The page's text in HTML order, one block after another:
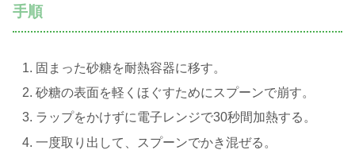
手順
固まった砂糖を耐熱容器に移す。
砂糖の表面を軽くほぐすためにスプーンで崩す。
ラップをかけずに電子レンジで30秒間加熱する。
一度取り出して、スプーンでかき混ぜる。